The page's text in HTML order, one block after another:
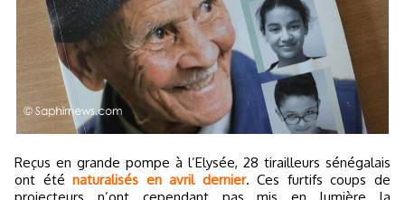
Reçus en grande pompe à l’Elysée, 28 tirailleurs sénégalais
ont éténaturalisés en avril dernier. Ces furtifs coups de